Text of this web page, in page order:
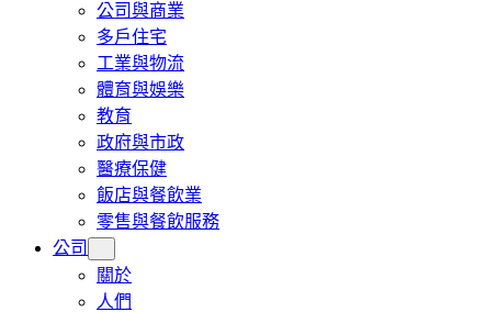
公司與商業
多戶住宅
工業與物流
體育與娛樂
教育
政府與市政
醫療保健
飯店與餐飲業
零售與餐飲服務
公司
關於
人們